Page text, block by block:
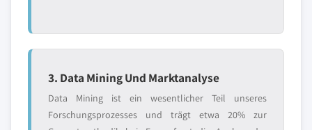
3. Data Mining Und Marktanalyse
Data Mining ist ein wesentlicher Teil unseres
Forschungsprozesses und trägt etwa 20% zur